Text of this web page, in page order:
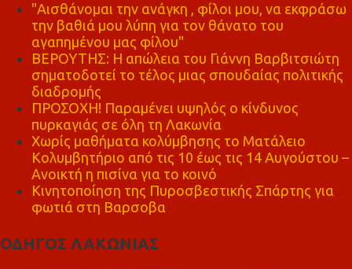
"Αισθάνομαι την ανάγκη , φίλοι μου, να εκφράσω
την βαθιά μου λύπη για τον θάνατο του
αγαπημένου μας φίλου"
ΒΕΡΟΥΤΗΣ: Η απώλεια του Γιάννη Βαρβιτσιώτη
σηματοδοτεί το τέλος μιας σπουδαίας πολιτικής
διαδρομής
ΠΡΟΣΟΧΗ! Παραμένει υψηλός ο κίνδυνος
πυρκαγιάς σε όλη τη Λακωνία
Χωρίς μαθήματα κολύμβησης το Ματάλειο
Κολυμβητήριο από τις 10 έως τις 14 Αυγούστου –
Ανοικτή η πισίνα για το κοινό
Κινητοποίηση της Πυροσβεστικής Σπάρτης για
φωτιά στη Βαρσοβα
ΟΔΗΓΟΣ ΛΑΚΩΝΙΑΣ